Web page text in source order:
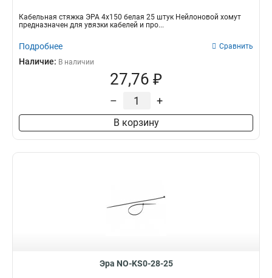
Кабельная стяжка ЭРА 4х150 белая 25 штук Нейлоновой хомут
предназначен для увязки кабелей и про...
Подробнее Сравнить
Наличие: В наличии
27,76 ₽
– +
В корзину
Эра NO-KS0-28-25